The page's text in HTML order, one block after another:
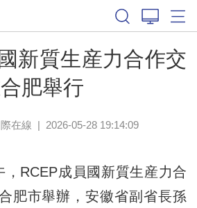
新質生産力合作交
肥舉行
在線 | 2026-05-28 19:14:09
RCEP成員國新質生産力合
肥市舉辦，安徽省副省長孫